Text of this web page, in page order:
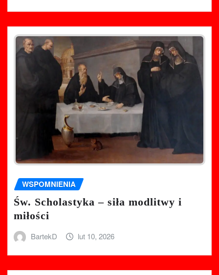
WSPOMNIENIA
Św. Scholastyka – siła modlitwy i
miłości
BartekD lut 10, 2026